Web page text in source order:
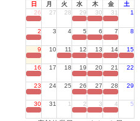
日
月 火 水 木 金
土
26
27 28 29 30 31 1
2 3 4 5 6 7 8
9 10 11 12 13 14 15
16 17 18 19 20 21 22
23 24 25 26 27 28 29
30 31 1 2 3 4 5